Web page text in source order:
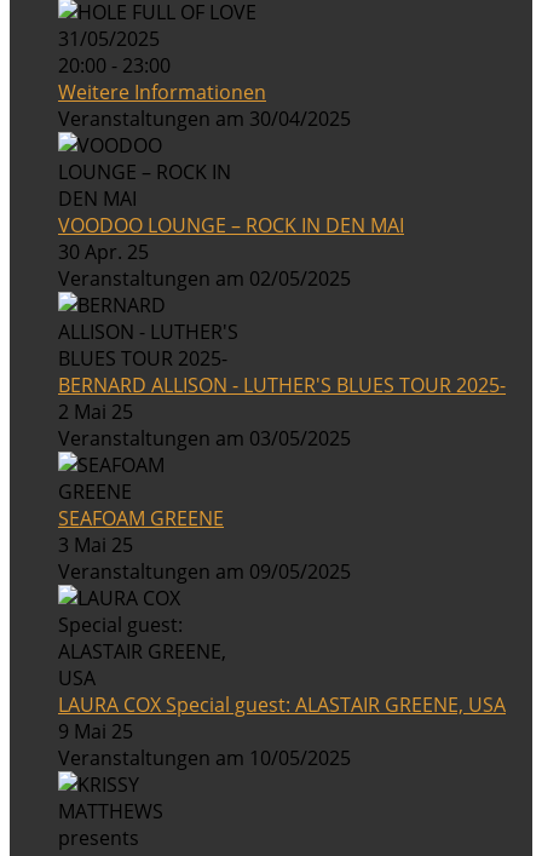
31/05/2025
20:00 - 23:00
Weitere Informationen
Veranstaltungen am 30/04/2025
VOODOO LOUNGE – ROCK IN DEN MAI
30 Apr. 25
Veranstaltungen am 02/05/2025
BERNARD ALLISON - LUTHER'S BLUES TOUR 2025-
2 Mai 25
Veranstaltungen am 03/05/2025
SEAFOAM GREENE
3 Mai 25
Veranstaltungen am 09/05/2025
LAURA COX Special guest: ALASTAIR GREENE, USA
9 Mai 25
Veranstaltungen am 10/05/2025